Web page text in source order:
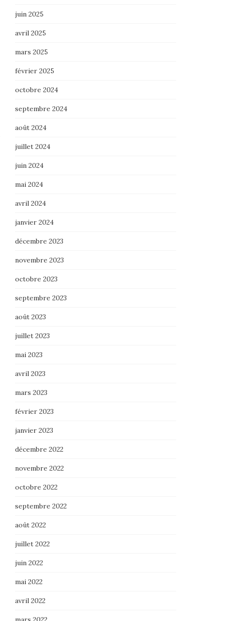
juin 2025
avril 2025
mars 2025
février 2025
octobre 2024
septembre 2024
août 2024
juillet 2024
juin 2024
mai 2024
avril 2024
janvier 2024
décembre 2023
novembre 2023
octobre 2023
septembre 2023
août 2023
juillet 2023
mai 2023
avril 2023
mars 2023
février 2023
janvier 2023
décembre 2022
novembre 2022
octobre 2022
septembre 2022
août 2022
juillet 2022
juin 2022
mai 2022
avril 2022